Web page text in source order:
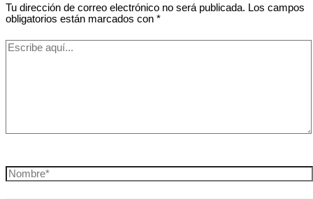
Tu dirección de correo electrónico no será publicada. Los campos
obligatorios están marcados con *
Escribe
Nombre*